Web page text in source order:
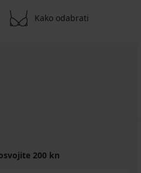
Kako odabrati
200 kn